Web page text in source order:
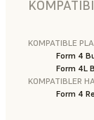
KOMPATIBLE
Form 4
Form 4L
KOMPATIBLER
Form 4